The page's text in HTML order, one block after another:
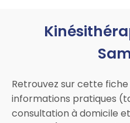
Retrouvez sur cette
informations pratiques
consultation à domicile